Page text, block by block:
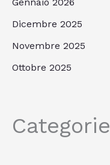
Dicembre 2025
Novembre 2025
Ottobre 2025
Categorie